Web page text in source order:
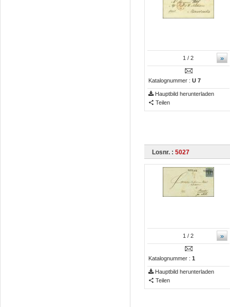
»
1 / 2
Katalognummer : U 7
Hauptbild herunterladen
Teilen
Losnr. : 5027
»
1 / 2
Katalognummer : 1
Hauptbild herunterladen
Teilen